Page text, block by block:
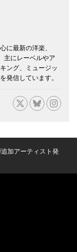
に最新の洋楽、
主にレーベルやア
ング、ミュージッ
発信しています。
加アーティスト発